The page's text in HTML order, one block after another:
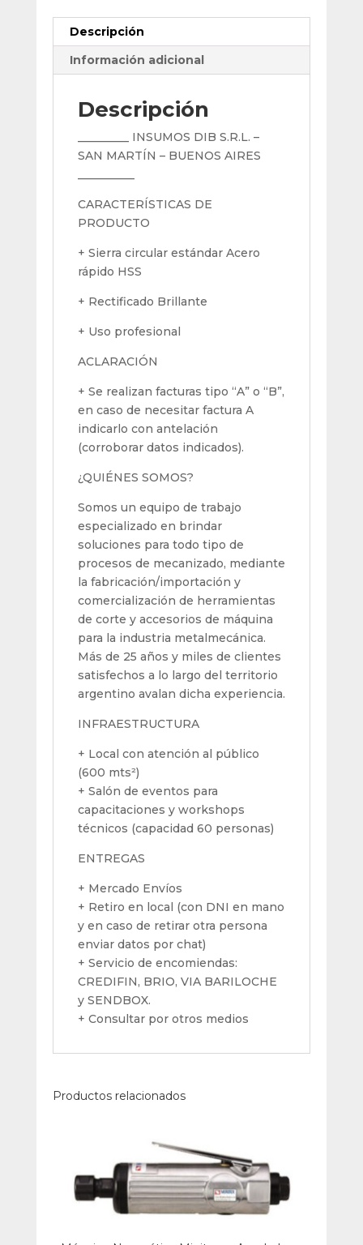
Descripción
Información adicional
Descripción
_________ INSUMOS DIB S.R.L. –
SAN MARTÍN – BUENOS AIRES
CARACTERÍSTICAS DE
PRODUCTO
+ Sierra circular estándar Acero
rápido HSS
+ Rectificado Brillante
+ Uso profesional
ACLARACIÓN
+ Se realizan facturas tipo “A” o “B”,
en caso de necesitar factura A
indicarlo con antelación
(corroborar datos indicados).
¿QUIÉNES SOMOS?
Somos un equipo de trabajo
especializado en brindar
soluciones para todo tipo de
procesos de mecanizado, mediante
la fabricación/importación y
comercialización de herramientas
de corte y accesorios de máquina
para la industria metalmecánica.
Más de 25 años y miles de clientes
satisfechos a lo largo del territorio
argentino avalan dicha experiencia.
INFRAESTRUCTURA
+ Local con atención al público
(600 mts²)
+ Salón de eventos para
capacitaciones y workshops
técnicos (capacidad 60 personas)
ENTREGAS
+ Mercado Envíos
+ Retiro en local (con DNI en mano
y en caso de retirar otra persona
enviar datos por chat)
+ Servicio de encomiendas:
CREDIFIN, BRIO, VIA BARILOCHE
y SENDBOX.
+ Consultar por otros medios
Productos relacionados